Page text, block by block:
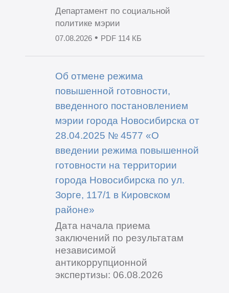
Департамент по социальной
политике мэрии
07.08.2026• PDF 114 КБ
Об отмене режима
повышенной готовности,
введенного постановлением
мэрии города Новосибирска от
28.04.2025 № 4577 «О
введении режима повышенной
готовности на территории
города Новосибирска по ул.
Зорге, 117/1 в Кировском
районе»
Дата начала приема
заключений по результатам
независимой
антикоррупционной
экспертизы: 06.08.2026